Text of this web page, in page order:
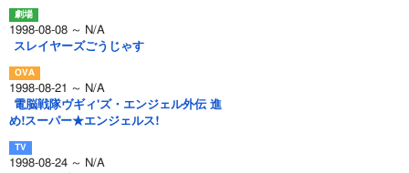
1998-08-08 ～ N/A
スレイヤーズごうじゃす
1998-08-21 ～ N/A
電脳戦隊ヴギィ'ズ・エンジェル外伝 進
め!スーパー★エンジェルス!
1998-08-24 ～ N/A